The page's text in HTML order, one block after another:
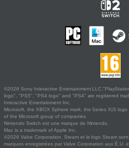
©2026 Sony Interactive Entertainment
logo", "PS5", "PS4 logo" and "PS4" are registered
Interactive Entertainment Inc.
Microsoft, the XBOX Sphere mark, the Series X|S
of the Microsoft group of companies.
Nintendo Switch est une marque de Nintendo.
Mac is a trademark of Apple Inc.
©2026 Valve Corporation. Steam et le logo Steam
marques enregistrées par Valve Corporation aux É.U.